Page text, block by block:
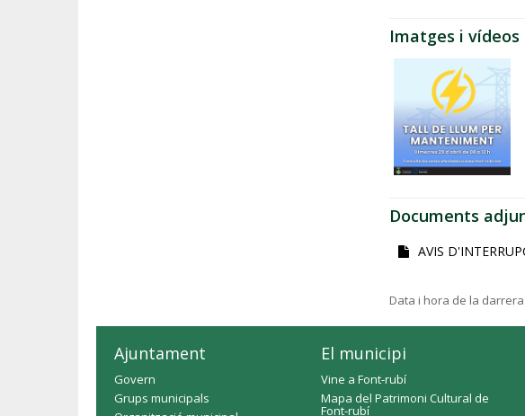
Imatges i vídeos
Documents
AVIS
Data i hora de la
Ajuntament
Govern
Grups municipals
El municipi
Vine a Font-rubí
Mapa del Patrimoni Cultural de
Font-rubí